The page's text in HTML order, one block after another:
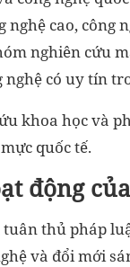
nghệ cao,
nghiên cứu
có uy tín
khoa học và
quốc tế.
động
thủ pháp
và đổi mới